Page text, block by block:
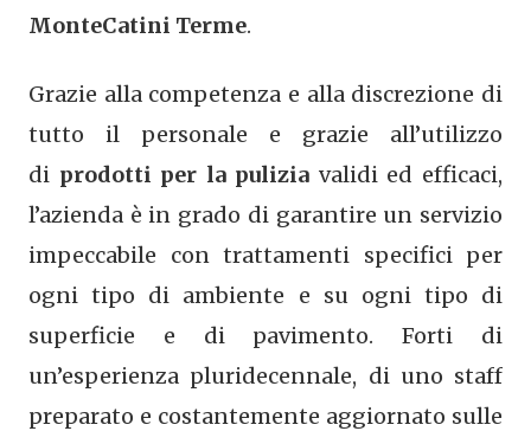
MonteCatini Terme.
Grazie alla competenza e alla discrezione di
tutto il personale e grazie all’utilizzo
di prodotti per la pulizia validi ed efficaci,
l’azienda è in grado di garantire un servizio
impeccabile con trattamenti specifici per
ogni tipo di ambiente e su ogni tipo di
superficie e di pavimento. Forti di
un’esperienza pluridecennale, di uno staff
preparato e costantemente aggiornato sulle